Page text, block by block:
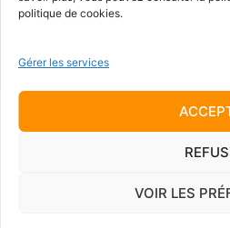
politique de cookies.
Gérer les services
VOIR LES
© 2026 Periferia AISBL ·